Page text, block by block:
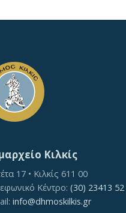
Κιλκίς
17 • Κιλκίς 611 00
Κέντρο: (30) 23413 52
info@dhmoskilkis.gr